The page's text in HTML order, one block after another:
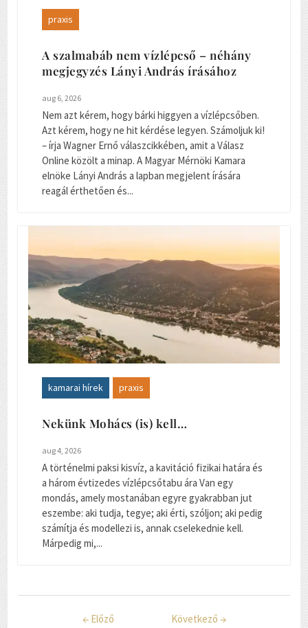
praxis
A szalmabáb nem vízlépcső – néhány
megjegyzés Lányi András írásához
aug 6, 2026
Nem azt kérem, hogy bárki higgyen a vízlépcsőben.
Azt kérem, hogy ne hit kérdése legyen. Számoljuk ki!
– írja Wagner Ernő válaszcikkében, amit a Válasz
Online közölt a minap. A Magyar Mérnöki Kamara
elnöke Lányi András a lapban megjelent írására
reagál érthetően és...
kamarai hírek praxis
Nekünk Mohács (is) kell…
aug 4, 2026
A történelmi paksi kisvíz, a kavitáció fizikai határa és
a három évtizedes vízlépcsőtabu ára Van egy
mondás, amely mostanában egyre gyakrabban jut
eszembe: aki tudja, tegye; aki érti, szóljon; aki pedig
számítja és modellezi is, annak cselekednie kell.
Márpedig mi,...
← Előző Következő →